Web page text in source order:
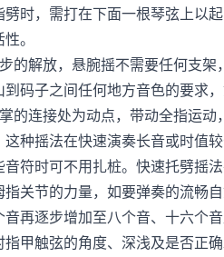
时，需打在下面一根琴弦上以
。
解放，悬腕摇不需要任何支架
码子之间任何地方音色的要求，
连接处为动点，带动全指运动
种摇法在快速演奏长音或时值
符时可不用扎桩。快速托劈摇
关节的力量，如要弹奏的流畅自
逐步增加至八个音、十六个
甲触弦的角度、深浅及是否正